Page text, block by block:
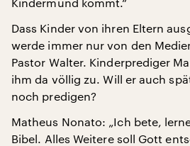
Dass Kinder von ihren Eltern
werde immer nur von den
Pastor Walter. Kinderprediger
ihm da völlig zu. Will er auch
noch predigen?
Matheus Nonato: „Ich bete,
Bibel. Alles Weitere soll Gott